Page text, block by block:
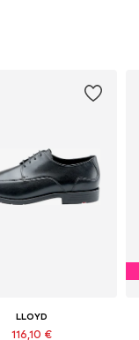
LLOYD
116,10 €